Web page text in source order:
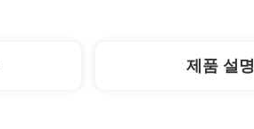
제품 설명